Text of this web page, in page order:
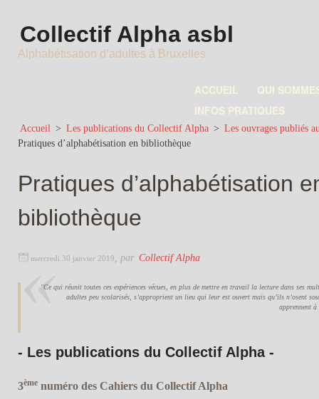
Collectif Alpha asbl
Alphabétisation d’adultes à Bruxelles
ACCUEIL
QUI
INFOS PRATIQUES
Accueil > Les publications du Collectif Alpha > Les ouvrages publiés
Pratiques d’alphabétisation en bibliothèque
Pratiques d’alphabétisation
bibliothèque
mercredi 30 janvier 2019 par Collectif Alpha
"Ce qui réunit toutes ces expériences vécues, en plus de mettre en travail la lecture dans ses
adultes peu scolarisés, s’approprient un lieu qui leur est ouvert mais qu’ils n’osent
apprennent
- Les publications du Collectif Alpha -
3èmenuméro des Cahiers du Collectif Alpha